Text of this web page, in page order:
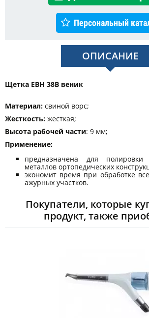
Персональный
ОПИСАНИЕ
Щетка EBH 38B веник
Материал: свиной ворс;
Жесткость: жесткая;
Высота рабочей части: 9 мм;
Применение:
предназначена для полировки
металлов ортопедических
экономит время при обработке
ажурных участков.
Покупатели, которые
продукт, также